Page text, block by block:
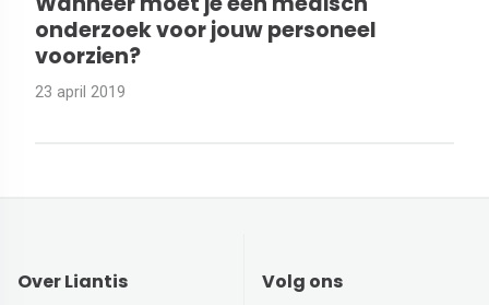
onderzoek voor jouw personeel
voorzien?
23 april 2019
Over Liantis Volg ons